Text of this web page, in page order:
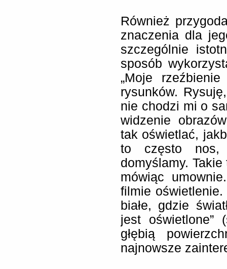
Również
znaczenia dla
szczególnie
sposób
„Moje
rysunków.
nie chodzi mi o
widzenie
tak oświetlać,
to często
domyślamy.
mówiąc
filmie
białe, gdzie
jest oświetlone”
głębią
najnowsze